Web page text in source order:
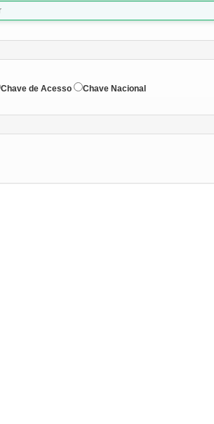
Chave de Acesso
Chave Nacional